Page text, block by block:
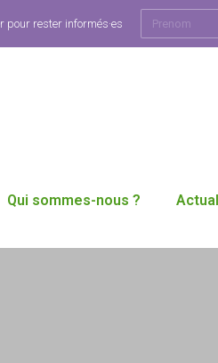
pour rester informés·es
Qui sommes-nous ?